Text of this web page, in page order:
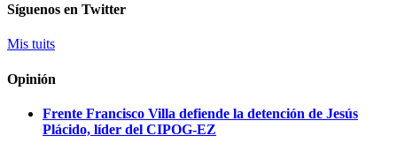
Síguenos en Twitter
Mis tuits
Opinión
Frente Francisco Villa defiende la detención de Jesús
Plácido, líder del CIPOG-EZ